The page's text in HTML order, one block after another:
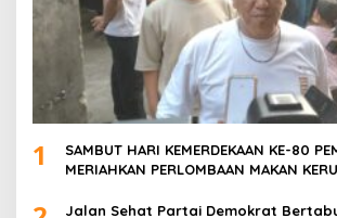
1
SAMBUT HARI KEMERDEKAAN KE-80
MERIAHKAN PERLOMBAAN MAKAN
Jalan Sehat Partai Demokrat